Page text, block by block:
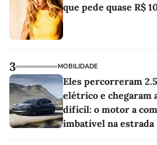
que pede quase R$
3 MOBILIDADE
Eles percorreram
elétrico e chegaram
difícil: o motor a
imbatível na estrada